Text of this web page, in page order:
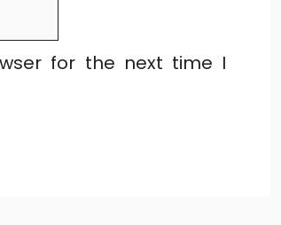
for the next time I